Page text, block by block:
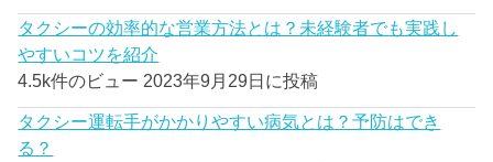
タクシーの効率的な営業方法とは？未経験者でも実践し
やすいコツを紹介
4.5k件のビュー 2023年9月29日に投稿
タクシー運転手がかかりやすい病気とは？予防はでき
る？